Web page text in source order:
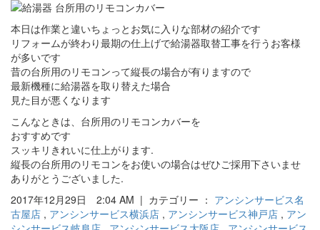
本日は作業と違いちょっとお気に入りな部材の紹介です
リフォームが終わり最期の仕上げで給湯器取替工事を行うお客様
が多いです
昔の台所用のリモコンって縦長の場合が有りますので
最新機種に給湯器を取り替えた場合
見た目が悪くなります
こんなときは、台所用のリモコンカバーを
おすすめです
スッキリきれいに仕上がります.
縦長の台所用のリモコンをお使いの場合はぜひご採用下さいませ
ありがとうございました.
2017年12月29日 2:04 AM | カテゴリー ： アンシンサービス名
古屋店 , アンシンサービス横浜店 , アンシンサービス神戸店 , アン